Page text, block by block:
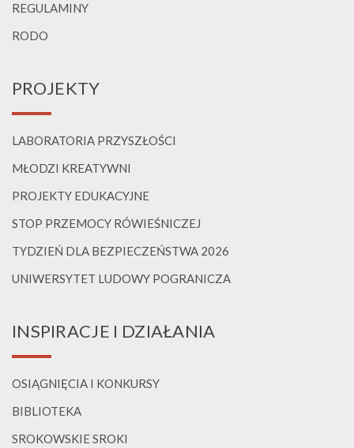
REGULAMINY
RODO
PROJEKTY
LABORATORIA PRZYSZŁOŚCI
MŁODZI KREATYWNI
PROJEKTY EDUKACYJNE
STOP PRZEMOCY RÓWIEŚNICZEJ
TYDZIEŃ DLA BEZPIECZEŃSTWA 2026
UNIWERSYTET LUDOWY POGRANICZA
INSPIRACJE I DZIAŁANIA
OSIĄGNIĘCIA I KONKURSY
BIBLIOTEKA
SROKOWSKIE SROKI